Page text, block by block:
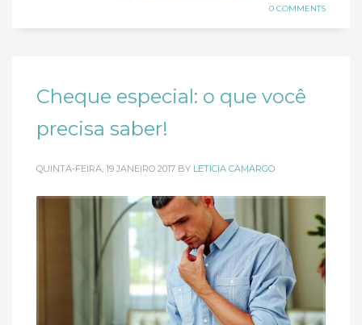
0 COMMENTS
Cheque especial: o que você
precisa saber!
QUINTA-FEIRA, 19 JANEIRO 2017 BY LETICIA CAMARGO